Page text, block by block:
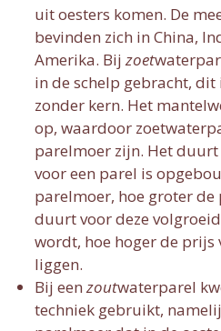
uit oesters komen. De
bevinden zich in China,
Amerika. Bijzoet
in de schelp gebracht,
zonder kern. Het
op, waardoor
parelmoer zijn. Het
voor een parel is
parelmoer, hoe groter de
duurt voor deze
wordt, hoe hoger de prijs
liggen.
Bij eenzoutwaterparel
techniek gebruikt,